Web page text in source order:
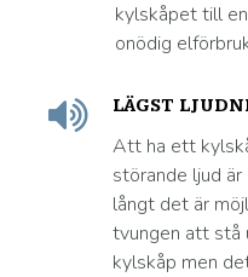
kylskåpet till
onödig
LÄGST
Att ha ett
störande ljud
långt det är
tvungen att stå
kylskåp men